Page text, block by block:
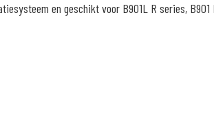
en geschikt voor B901L R series, B901